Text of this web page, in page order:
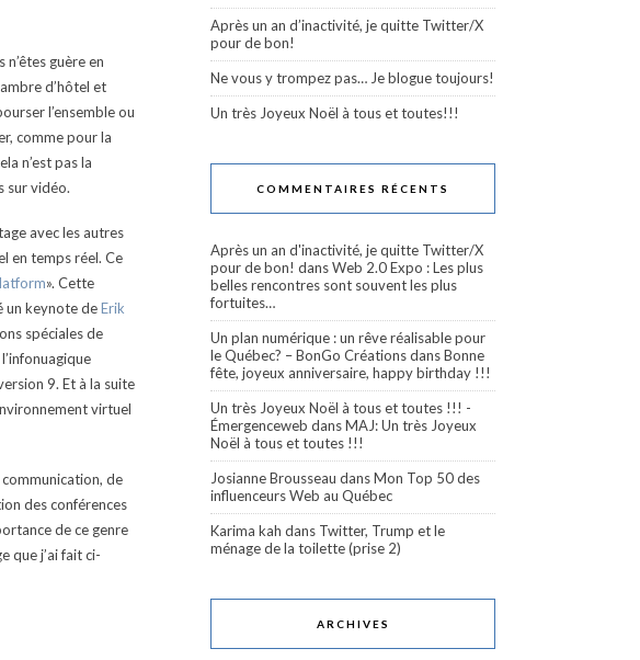
guère en
d’hôtel et
l’ensemble ou
comme pour la
n’est pas la
sur vidéo.
avec les autres
en temps réel. Ce
». Cette
un keynote deErik
spéciales de
9. Et à la suite
virtuel
communication, de
des conférences
de ce genre
que j’ai fait ci-
Après un an d’inactivité, je quitte Twitter/X
pour de bon!
Ne vous y trompez pas… Je blogue toujours!
Un très Joyeux Noël à tous et toutes!!!
COMMENTAIRES RÉCENTS
Après un an d'inactivité, je quitte Twitter/X
pour de bon! dansWeb 2.0 Expo : Les plus
belles rencontres sont souvent les plus
fortuites…
Un plan numérique : un rêve réalisable pour
le Québec? – BonGo CréationsdansBonne
fête, joyeux anniversaire, happy birthday !!!
Un très Joyeux Noël à tous et toutes !!! -
Émergenceweb dansMAJ: Un très Joyeux
Noël à tous et toutes !!!
Josianne Brousseau dansMon Top 50 des
influenceurs Web au Québec
Karima kah dans Twitter, Trump et le
ménage de la toilette (prise 2)
ARCHIVES